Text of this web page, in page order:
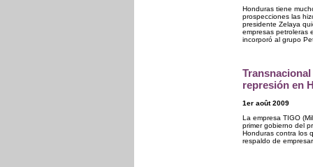
Honduras tiene
prospecciones las
presidente Zelaya
empresas petroleras
incorporó al grupo
represión en
1er août 2009
La empresa TIGO
primer gobierno del
Honduras contra los
respaldo de